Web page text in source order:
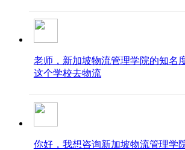
老师，新加坡物流管理学院的知名
这个学校去物流
你好，我想咨询新加坡物流管理学